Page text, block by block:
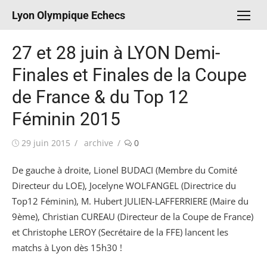
Lyon Olympique Echecs
27 et 28 juin à LYON Demi-
Finales et Finales de la Coupe
de France & du Top 12
Féminin 2015
Publié
29 juin 2015 Auteur/autrice
archive 0
De gauche à droite, Lionel BUDACI (Membre du Comité
Directeur du LOE), Jocelyne WOLFANGEL (Directrice du
Top12 Féminin), M. Hubert JULIEN-LAFFERRIERE (Maire du
9ème), Christian CUREAU (Directeur de la Coupe de France)
et Christophe LEROY (Secrétaire de la FFE) lancent les
matchs à Lyon dès 15h30 !